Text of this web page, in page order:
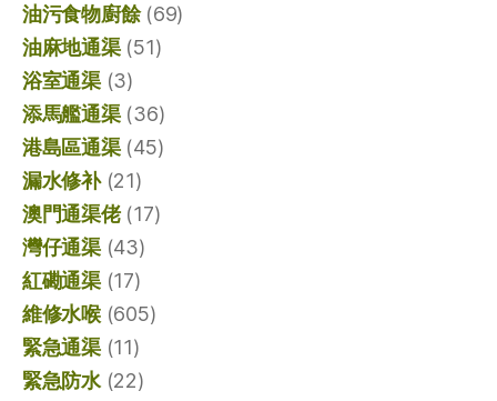
油污食物廚餘(69)
油麻地通渠(51)
浴室通渠(3)
添馬艦通渠(36)
港島區通渠(45)
漏水修补(21)
澳門通渠佬(17)
灣仔通渠(43)
紅磡通渠(17)
維修水喉(605)
緊急通渠(11)
緊急防水(22)